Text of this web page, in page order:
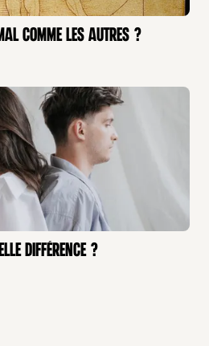
comme les autres ?
différence ?